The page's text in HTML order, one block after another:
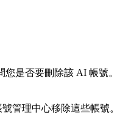
是否要刪除該 AI 帳號。
管理中心移除這些帳號。